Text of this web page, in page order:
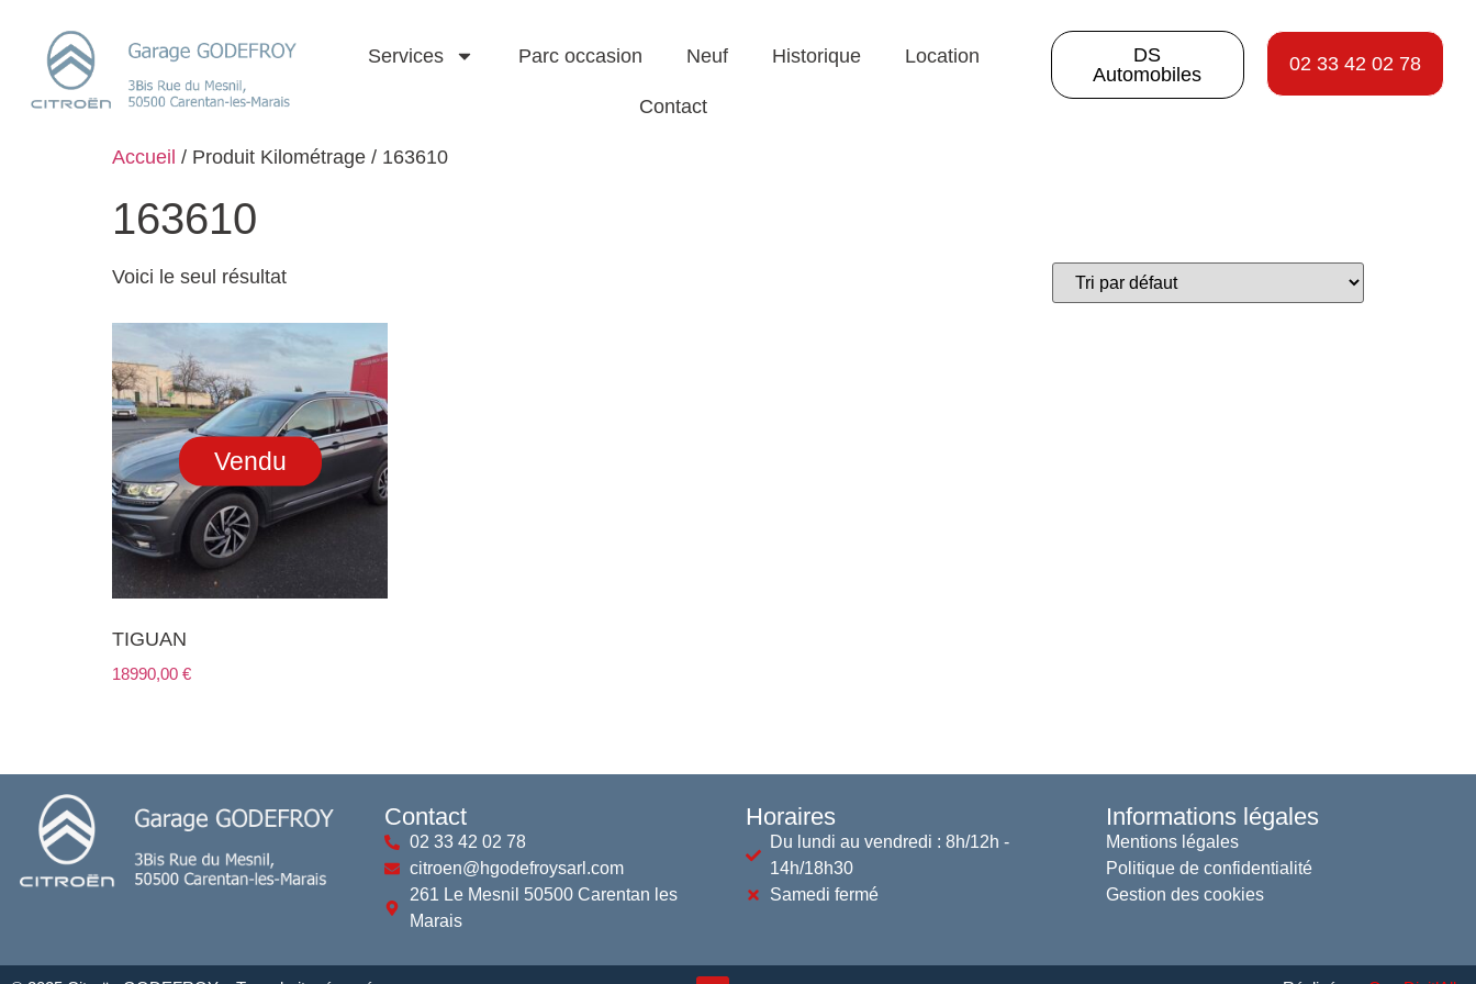
Services Parc occasion Neuf Historique Location
Contact
DS
Automobiles
02 33 42 02 78
Accueil / Produit Kilométrage / 163610
163610
Voici le seul résultat
Vendu
TIGUAN
18990,00 €
Contact
02 33 42 02 78
citroen@hgodefroysarl.com
261 Le Mesnil 50500 Carentan les
Marais
Horaires
Du lundi au vendredi : 8h/12h -
14h/18h30
Samedi fermé
Informations légales
Mentions légales
Politique de confidentialité
Gestion des cookies